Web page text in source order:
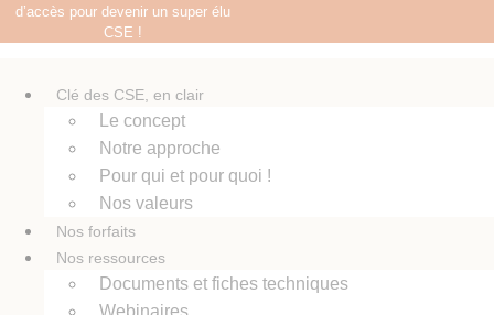
d’accès pour devenir un super élu
CSE !
Clé des CSE, en clair
Le concept
Notre approche
Pour qui et pour quoi !
Nos valeurs
Nos forfaits
Nos ressources
Documents et fiches techniques